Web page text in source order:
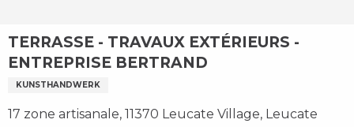
TERRASSE - TRAVAUX EXTÉRIEURS -
ENTREPRISE BERTRAND
KUNSTHANDWERK
17 zone artisanale, 11370 Leucate Village, Leucate